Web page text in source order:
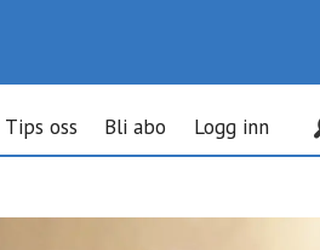
Tips oss Bli abo Logg inn